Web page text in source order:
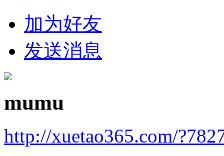
加为好友
发送消息
mumu
http://xuetao365.com/